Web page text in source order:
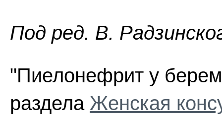
Пoд peд. В.
"Пиелонефрит у
раздела Женская